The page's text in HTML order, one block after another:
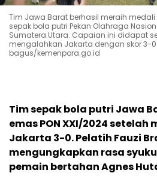
Tim Jawa Barat berhasil meraih
sepak bola putri Pekan Olahraga
Sumatera Utara. Capaian ini didapat
mengalahkan Jakarta dengan skor 3-
bagus/kemenpora.go.id
Tim sepak bola putri Jawa
emas PON XXI/2024 setelah
Jakarta 3-0. Pelatih Fauzi
mengungkapkan rasa
pemain bertahan Agnes